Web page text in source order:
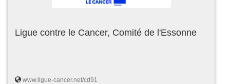
Ligue contre le Cancer, Comité de l'Essonne
www.ligue-cancer.net/cd91